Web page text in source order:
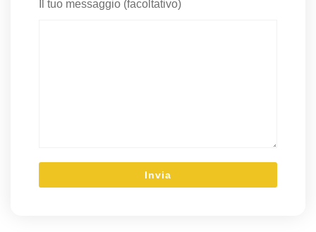
Il tuo messaggio (facoltativo)